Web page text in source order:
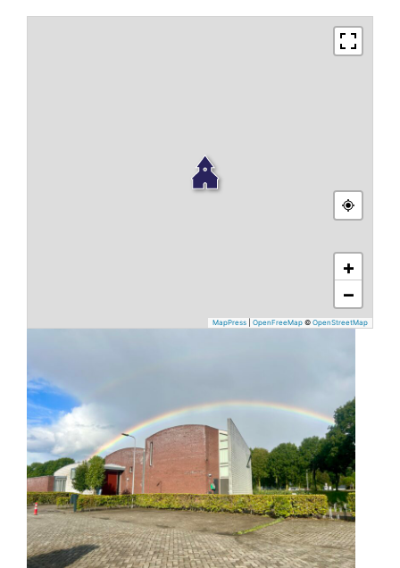
+
−
MapPress OpenFreeMap© OpenStreetMap